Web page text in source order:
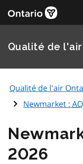
Qualité de
Qualité de l'air
Newmarket :
2026